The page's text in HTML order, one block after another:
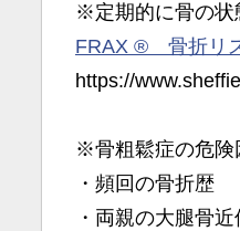
※定期的に骨の状
FRAX ® 骨折リ
https://
※骨粗鬆症の危険
・頻回の骨折歴
・両親の大腿骨